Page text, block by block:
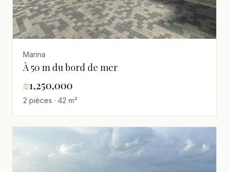
Marina
À 50 m du bord de mer
₪1,250,000
2 pièces · 42 m²